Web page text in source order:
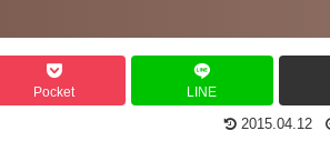
Pocket LINE
2015.04.12